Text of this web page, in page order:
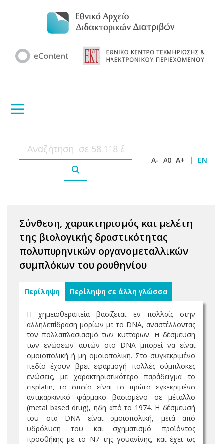
A- A0 A+ | EN
Σύνθεση, χαρακτηρισμός και μελέτη
της βιολογικής δραστικότητας
πολυπυρηνικών οργανομεταλλικών
συμπλόκων του ρουθηνίου
Περίληψη Περίληψη σε άλλη γλώσσα
Η χημειοθεραπεία βασίζεται εν πολλοίς στην
αλληλεπίδραση μορίων με το DNA, αναστέλλοντας
τον πολλαπλασιασμό των κυττάρων. Η δέσμευση
των ενώσεων αυτών στο DNA μπορεί να είναι
ομοιοπολική ή μη ομοιοπολική. Στο συγκεκριμένο
πεδίο έχουν βρει εφαρμογή πολλές σύμπλοκες
ενώσεις, με χαρακτηριστικότερο παράδειγμα το
cisplatin, το οποίο είναι το πρώτο εγκεκριμένο
αντικαρκινικό φάρμακο βασισμένο σε μέταλλο
(metal based drug), ήδη από το 1974. Η δέσμευσή
του στο DNA είναι ομοιοπολική, μετά από
υδρόλυσή του και σχηματισμό προϊόντος
προσθήκης με το Ν7 της γουανίνης, και έχει ως